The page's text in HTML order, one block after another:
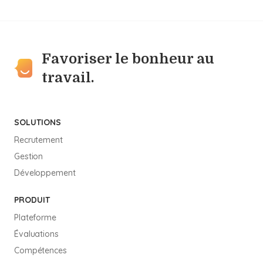
Favoriser le bonheur au
travail.
SOLUTIONS
Recrutement
Gestion
Développement
PRODUIT
Plateforme
Évaluations
Compétences